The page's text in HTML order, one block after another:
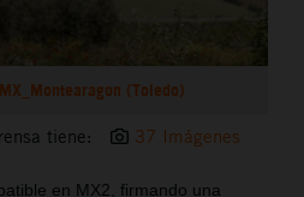
(Toledo)
tiene: 37 Imágenes
en MX2, firmando una